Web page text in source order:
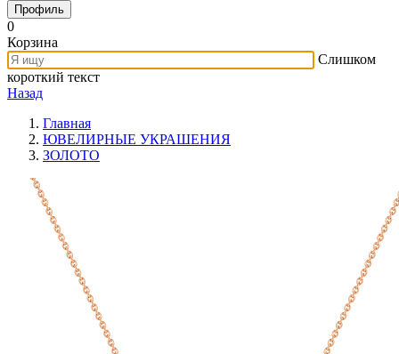
Профиль
0
Корзина
Слишком
короткий текст
Назад
Главная
ЮВЕЛИРНЫЕ УКРАШЕНИЯ
ЗОЛОТО